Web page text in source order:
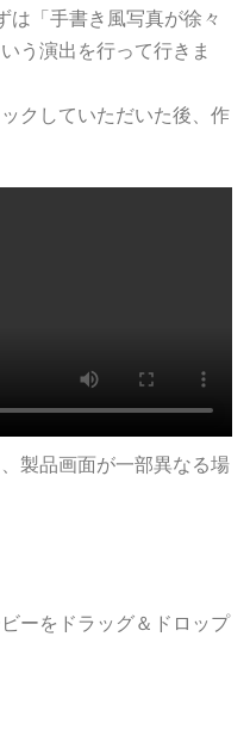
は「手書き風写真が徐々
う演出を行って行きま
クしていただいた後、作
製品画面が一部異なる場
ーをドラッグ＆ドロップ